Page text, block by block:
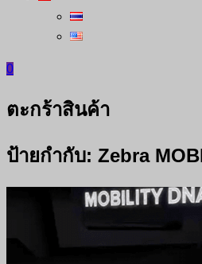
0
ตะกร้าสินค้า
ป้ายกำกับ: Zebra